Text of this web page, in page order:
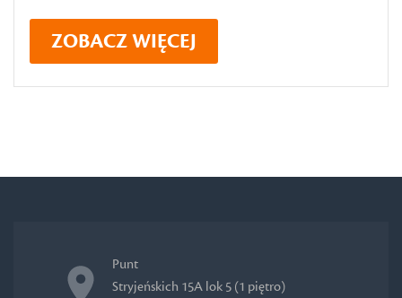
ZOBACZ WIĘCEJ
Punt
Stryjeńskich 15A lok 5 (1 piętro)